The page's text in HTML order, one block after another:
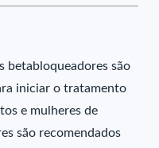
betabloqueadores são
iniciar o tratamento
e mulheres de
são recomendados